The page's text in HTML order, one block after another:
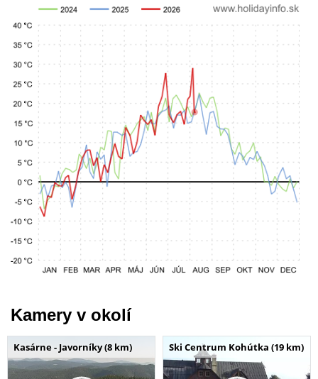
Kamery v okolí
Kasárne - Javorníky (8 km) Ski Centrum Kohútka (19 km)